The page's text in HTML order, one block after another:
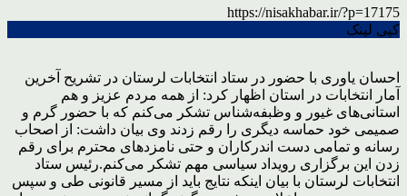
https://nisakhabar.ir/?p=17175
کپی لینک
احسان یاوری با حضور در ستاد انتخابات لرستان در تشریح آخرین
آمار انتخابات در استان اظهار کرد: از همه مردم عزیز و هم
استانی‌های غیور و وظبفه‌شناس تشکر می‌کنم که با حضور گرم و
صمیمی خود حماسه دیگری را رقم زدند وی بیان داشت: از اصحاب
رسانه و تمامی دست اندرکاران و حتی نامزدهای محترم برای رقم
زدن این برگزاری رویداد سیاسی مهم تشکر می‌کنم.رئیس ستاد
انتخابات لرستان با بیان اینکه نتایج باید از مسیر قانونی طی و سپس